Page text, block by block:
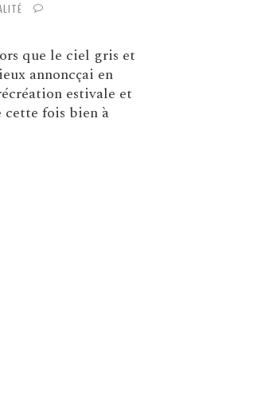
que le ciel gris et
annoncçai en
estivale et
fois bien à